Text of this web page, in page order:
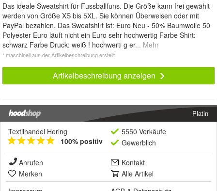
Das ideale Sweatshirt für Fussballfuns. Die Größe kann frei gewählt
werden von Größe XS bis 5XL. Sie können Überweisen oder mit
PayPal bezahlen. Das Sweatshirt ist: Euro Neu - 50% Baumwolle 50
Polyester Euro läuft nicht ein Euro sehr hochwertig Farbe Shirt:
schwarz Farbe Druck: weiß ! hochwerti g er... Mehr
* maschinell aus der Artikelbeschreibung erstellt
Artikelbeschreibung anzeigen
Platin
Textilhandel Hering
100% positiv
5550 Verkäufe
Gewerblich
Anrufen
Kontakt
Merken
Alle Artikel